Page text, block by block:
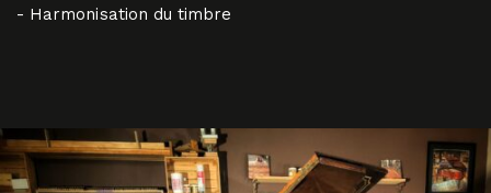
- Harmonisation du timbre